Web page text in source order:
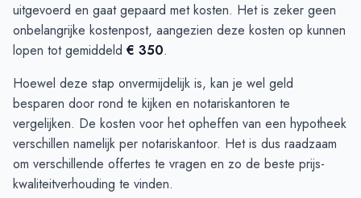
uitgevoerd en gaat gepaard met kosten. Het is zeker geen
onbelangrijke kostenpost, aangezien deze kosten op kunnen
lopen tot gemiddeld € 350.
Hoewel deze stap onvermijdelijk is, kan je wel geld
besparen door rond te kijken en notariskantoren te
vergelijken. De kosten voor het opheffen van een hypotheek
verschillen namelijk per notariskantoor. Het is dus raadzaam
om verschillende offertes te vragen en zo de beste prijs-
kwaliteitverhouding te vinden.